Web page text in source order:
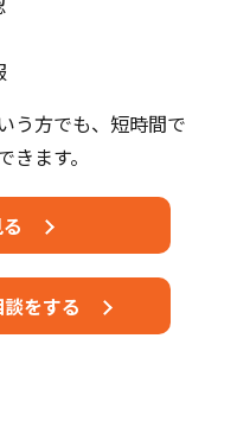
う方でも、短時間で
きます。
をする